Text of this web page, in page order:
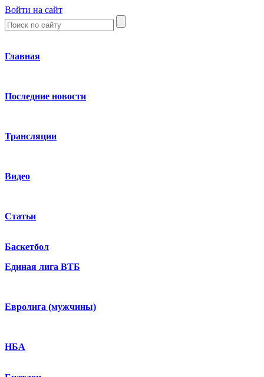
Войти на сайт
Главная
Последние новости
Трансляции
Видео
Статьи
Баскетбол
Единая лига ВТБ
Евролига (мужчины)
НБА